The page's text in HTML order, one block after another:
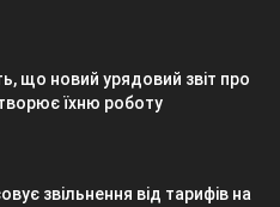
що новий урядовий звіт про
їхню роботу
звільнення від тарифів на